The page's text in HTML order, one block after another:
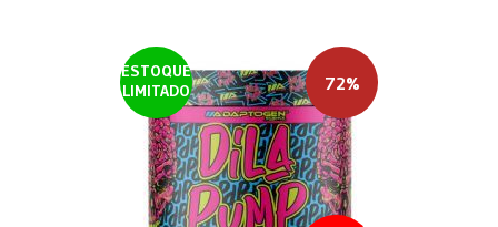
ESTOQUE
LIMITADO
72%